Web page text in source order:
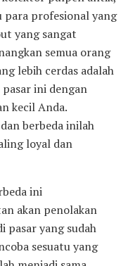
para profesional yang
yang sangat
semua orang
lebih cerdas adalah
ini dengan
kecil Anda.
berbeda inilah
loyal dan
ini
akan penolakan
pasar yang sudah
sesuatu yang